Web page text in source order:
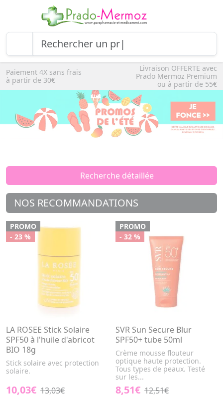
Paiement 4X sans frais
à partir de 30€
Livraison OFFERTE avec
Prado Mermoz Premium
ou à partir de 55€
Recherche détaillée
NOS RECOMMANDATIONS
PROMO
- 23 %
LA ROSEE Stick Solaire
SPF50 à l'huile d'abricot
BIO 18g
Stick solaire avec protection
solaire.
10,03€ 13,03€
PROMO
- 32 %
SVR Sun Secure Blur
SPF50+ tube 50ml
Crème mousse flouteur
optique haute protection.
Tous types de peaux. Testé
sur les...
8,51€ 12,51€